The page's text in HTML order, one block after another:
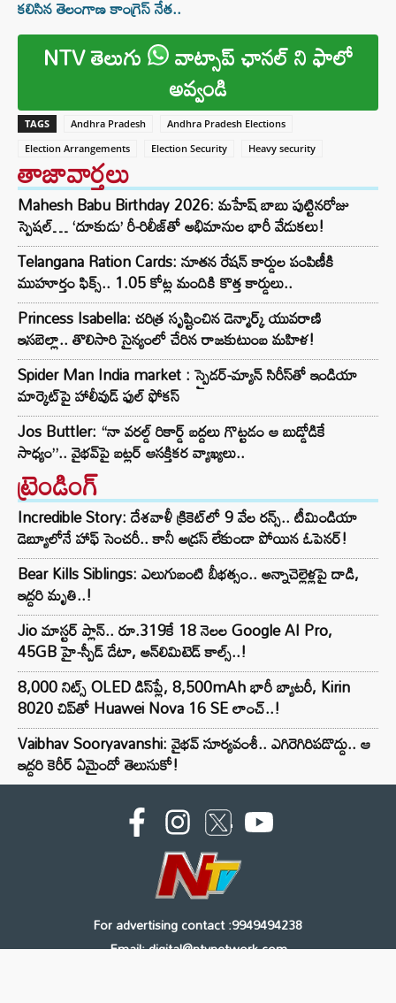
కలిసిన తెలంగాణ కాంగ్రెస్ నేత..
NTV తెలుగు వాట్సాప్ ఛానల్ ని ఫాలో
అవ్వండి
TAGS Andhra Pradesh
Andhra Pradesh Elections
Election Arrangements
Election Security Heavy security
తాజావార్తలు
Mahesh Babu Birthday 2026: మహేష్ బాబు పుట్టినరోజు
స్పెషల్… ‘దూకుడు’ రీ-రిలీజ్‌తో అభిమానుల భారీ వేడుకలు!
Telangana Ration Cards: నూతన రేషన్ కార్డుల పంపిణీకి
ముహూర్తం ఫిక్స్‌.. 1.05 కోట్ల మందికి కొత్త కార్డులు..
Princess Isabella: చరిత్ర సృష్టించిన డెన్మార్క్ యువరాణి
ఇసబెల్లా.. తొలిసారి సైన్యంలో చేరిన రాజకుటుంబ మహిళ!
Spider Man India market : స్పైడర్-మ్యాన్ సిరీస్‌తో ఇండియా
మార్కెట్‌పై హాలీవుడ్ ఫుల్ ఫోకస్
Jos Buttler: “నా వరల్డ్ రికార్డ్‌ బద్దలు గొట్టడం ఆ బుడ్డోడికే
సాధ్యం”.. వైభవ్‌పై బట్లర్ ఆసక్తికర వ్యాఖ్యలు..
ట్రెండింగ్‌
Incredible Story: దేశవాళీ క్రికెట్‌లో 9 వేల రన్స్.. టీమిండియా
డెబ్యూలోనే హాఫ్ సెంచరీ.. కానీ అడ్రస్ లేకుండా పోయిన ఓపెనర్!
Bear Kills Siblings: ఎలుగుబంటి బీభత్సం.. అన్నాచెల్లెళ్లపై దాడి,
ఇద్దరి మృతి..!
Jio మాస్టర్ ప్లాన్.. రూ.319కే 18 నెలల Google AI Pro,
45GB హై-స్పీడ్ డేటా, అన్⁭లిమిటెడ్ కాల్స్..!
8,000 నిట్స్ OLED డిస్‌ప్లే, 8,500mAh భారీ బ్యాటరీ, Kirin
8020 చిప్‌తో Huawei Nova 16 SE లాంచ్..!
Vaibhav Sooryavanshi: వైభవ్ సూర్యవంశీ.. ఎగిరెగిరిపడొద్దు.. ఆ
ఇద్దరి కెరీర్ ఏమైందో తెలుసుకో!
For advertising contact :9949494238
Email: digital@ntvnetwork.com